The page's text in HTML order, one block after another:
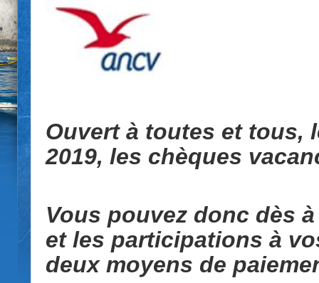
Ouvert à toutes et tous,
2019, les chèques
Vous pouvez donc dès
et les participations à
deux moyens de